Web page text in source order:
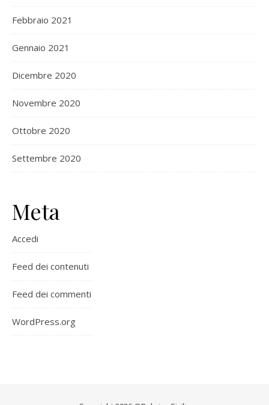
Febbraio 2021
Gennaio 2021
Dicembre 2020
Novembre 2020
Ottobre 2020
Settembre 2020
Meta
Accedi
Feed dei contenuti
Feed dei commenti
WordPress.org